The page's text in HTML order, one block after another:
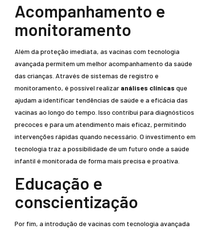
Acompanhamento e
monitoramento
Além da proteção imediata, as vacinas com tecnologia
avançada permitem um melhor acompanhamento da saúde
das crianças. Através de sistemas de registro e
monitoramento, é possível realizar análises clínicas que
ajudam a identificar tendências de saúde e a eficácia das
vacinas ao longo do tempo. Isso contribui para diagnósticos
precoces e para um atendimento mais eficaz, permitindo
intervenções rápidas quando necessário. O investimento em
tecnologia traz a possibilidade de um futuro onde a saúde
infantil é monitorada de forma mais precisa e proativa.
Educação e
conscientização
Por fim, a introdução de vacinas com tecnologia avançada